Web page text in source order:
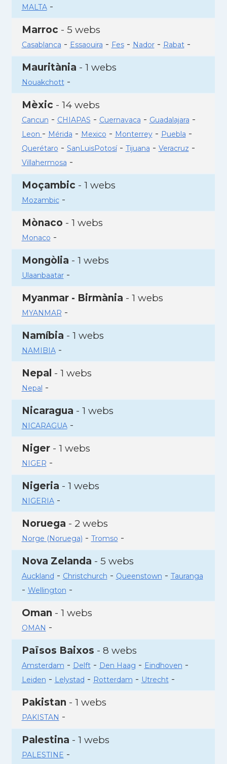
MALTA-
Marroc - 5 webs
Casablanca - Essaouira - Fes- Nador- Rabat-
Mauritània - 1 webs
Nouakchott-
Mèxic - 14 webs
Cancun - CHIAPAS - Cuernavaca - Guadalajara -
Leon - Mérida - Mexico - Monterrey- Puebla -
Querétaro - SanLuisPotosí- Tijuana - Veracruz -
Villahermosa -
Moçambic - 1 webs
Mozambic-
Mònaco - 1 webs
Monaco -
Mongòlia - 1 webs
Ulaanbaatar-
Myanmar - Birmània - 1 webs
MYANMAR -
Namíbia - 1 webs
NAMIBIA-
Nepal - 1 webs
Nepal -
Nicaragua - 1 webs
NICARAGUA-
Niger- 1 webs
NIGER -
Nigeria - 1 webs
NIGERIA-
Noruega - 2 webs
Norge (Noruega) - Tromso -
Nova Zelanda - 5 webs
Auckland - Christchurch - Queenstown - Tauranga
- Wellington -
Oman - 1 webs
OMAN -
Països Baixos - 8 webs
Amsterdam - Delft- Den Haag - Eindhoven -
Leiden - Lelystad - Rotterdam - Utrecht-
Pakistan - 1 webs
PAKISTAN -
Palestina - 1 webs
PALESTINE -